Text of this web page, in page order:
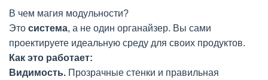
В чем магия модульности?
Это система, а не один органайзер. Вы сами
проектируете идеальную среду для своих продуктов.
Как это работает:
Видимость. Прозрачные стенки и правильная